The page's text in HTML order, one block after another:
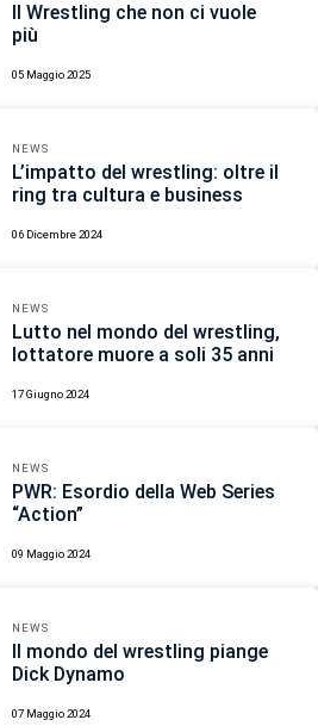
Il Wrestling che non ci vuole
più
05 Maggio 2025
NEWS
L’impatto del wrestling: oltre il
ring tra cultura e business
06 Dicembre 2024
NEWS
Lutto nel mondo del wrestling,
lottatore muore a soli 35 anni
17 Giugno 2024
NEWS
PWR: Esordio della Web Series
“Action”
09 Maggio 2024
NEWS
Il mondo del wrestling piange
Dick Dynamo
07 Maggio 2024